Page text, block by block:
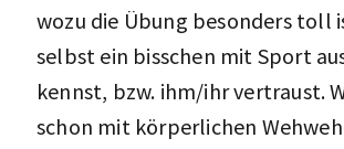
wozu die Übung besonders toll
selbst ein bisschen mit Sport
kennst, bzw. ihm/ihr vertraust.
schon mit körperlichen